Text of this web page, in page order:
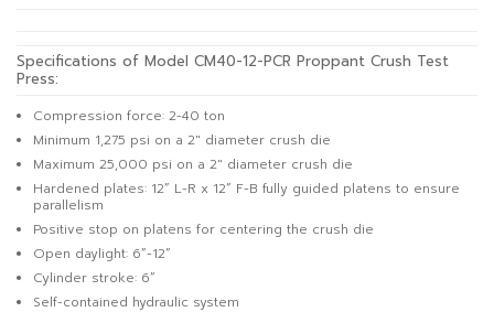
Specifications of Model CM40-12-PCR Proppant Crush Test
Press:
Compression force: 2-40 ton
Minimum 1,275 psi on a 2″ diameter crush die
Maximum 25,000 psi on a 2″ diameter crush die
Hardened plates: 12” L-R x 12” F-B fully guided platens to ensure
parallelism
Positive stop on platens for centering the crush die
Open daylight: 6”-12”
Cylinder stroke: 6”
Self-contained hydraulic system